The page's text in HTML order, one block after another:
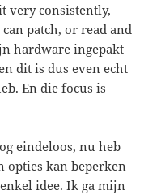
very consistently,
patch, or read and
hardware ingepakt
dit is dus even echt
En die focus is
eindeloos, nu heb
opties kan beperken
idee. Ik ga mijn